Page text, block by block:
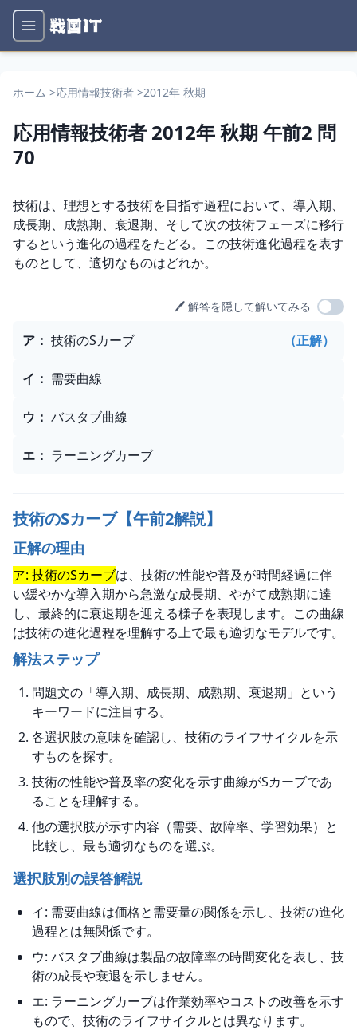
ホーム >応用情報技術者 >2012年 秋期
応用情報技術者 2012年 秋期午前2 問
70
問題文
技術は、理想とする技術を目指す過程において、導入期、
成長期、成熟期、衰退期、そして次の技術フェーズに移行
するという進化の過程をたどる。この技術進化過程を表す
ものとして、適切なものはどれか。
🖊️ 解答を隠して解いてみる
選択肢
ア ： 技術のSカーブ （正解）
イ ： 需要曲線
ウ ： バスタブ曲線
エ ： ラーニングカーブ
技術のSカーブ【午前2解説】
正解の理由
ア: 技術のSカーブは、技術の性能や普及が時間経過に伴
い緩やかな導入期から急激な成長期、やがて成熟期に達
し、最終的に衰退期を迎える様子を表現します。この曲線
は技術の進化過程を理解する上で最も適切なモデルです。
解法ステップ
問題文の「導入期、成長期、成熟期、衰退期」という
キーワードに注目する。
各選択肢の意味を確認し、技術のライフサイクルを示
すものを探す。
技術の性能や普及率の変化を示す曲線がSカーブであ
ることを理解する。
他の選択肢が示す内容（需要、故障率、学習効果）と
比較し、最も適切なものを選ぶ。
選択肢別の誤答解説
イ: 需要曲線は価格と需要量の関係を示し、技術の進化
過程とは無関係です。
ウ: バスタブ曲線は製品の故障率の時間変化を表し、技
術の成長や衰退を示しません。
エ: ラーニングカーブは作業効率やコストの改善を示す
もので、技術のライフサイクルとは異なります。